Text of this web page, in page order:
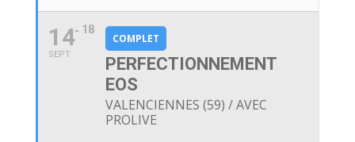
14
SEPT
18
COMPLET
PERFECTIONNEMENT
EOS
VALENCIENNES (59) / AVEC
PROLIVE